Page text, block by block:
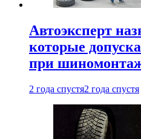
Автоэксперт
которые
при
2 года спустя2 года спустя